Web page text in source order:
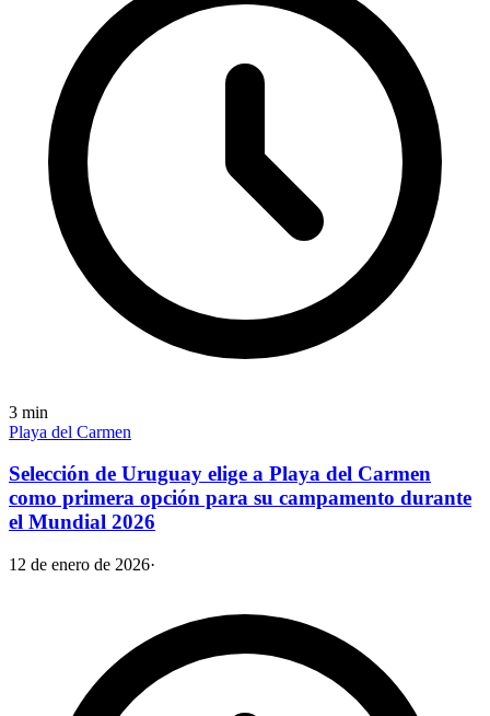
3 min
Playa del Carmen
Selección de Uruguay elige a Playa del Carmen
como primera opción para su campamento durante
el Mundial 2026
12 de enero de 2026·